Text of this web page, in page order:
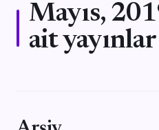
Mayıs,
ait